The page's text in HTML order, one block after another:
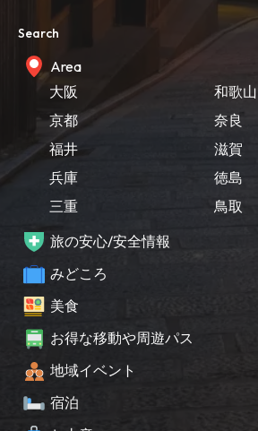
Search
Area
大阪
京都
福井
兵庫
三重
和歌山
奈良
滋賀
徳島
鳥取
旅の安心/安全情報
みどころ
美食
お得な移動や周遊パス
地域イベント
宿泊